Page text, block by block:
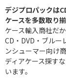
デジプロパックは
ケースを多数取り
ケース輸入商社だ
CD・DVD・ブルー
ンシューマー向け
ディアケース探す
います。